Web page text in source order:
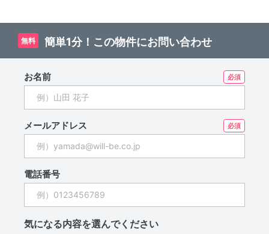
無料 簡単1分！この物件にお問い合わせ
お名前
メールアドレス
電話番号
気になる内容を選んでください